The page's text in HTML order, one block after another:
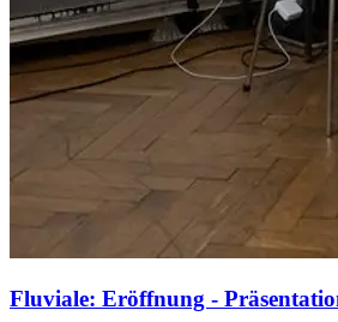
Fluviale: Eröffnung -